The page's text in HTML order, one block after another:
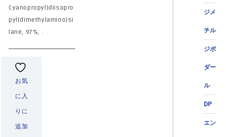
ジメ
チル
ジポ
ダー
ル
DP
エン
Cyanopropyl)diisopro
pyl(dimethylamino)si
lane, 97%; .
お気
に入
りに
追加